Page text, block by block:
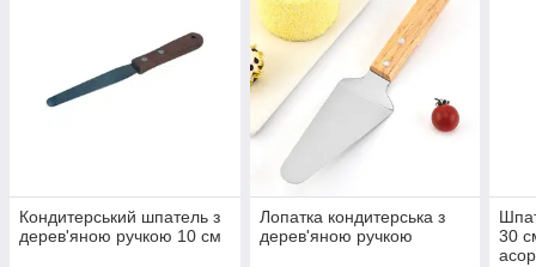
Кондитерський шпатель з
дерев'яною ручкою 10 см
Лопатка кондитерська з
дерев'яною ручкою
30